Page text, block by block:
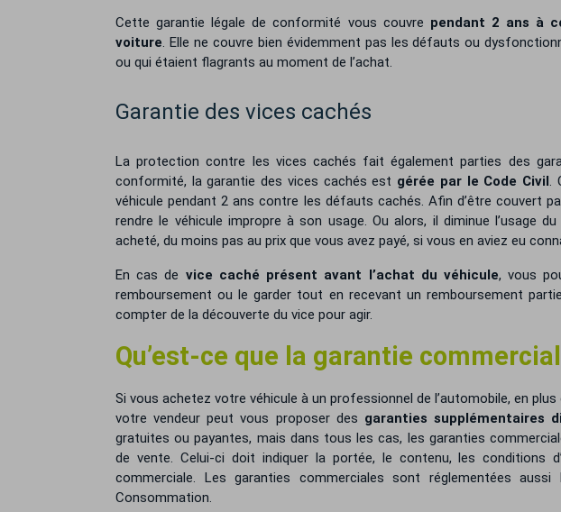
Cette garantie légale de conformité vous couvre pendant 2 ans à
voiture. Elle ne couvre bien évidemment pas les défauts ou
ou qui étaient flagrants au moment de l’achat.
Garantie des vices cachés
La protection contre les vices cachés fait également parties des
conformité, la garantie des vices cachés est gérée par le Code Civil.
véhicule pendant 2 ans contre les défauts cachés. Afin d’être couvert
rendre le véhicule impropre à son usage. Ou alors, il diminue l’usage
acheté, du moins pas au prix que vous avez payé, si vous en aviez eu
En cas de vice caché présent avant l’achat du véhicule, vous
remboursement ou le garder tout en recevant un remboursement
compter de la découverte du vice pour agir.
Qu’est-ce que la garantie
Si vous achetez votre véhicule à un professionnel de l’automobile, en
votre vendeur peut vous proposer des garanties supplémentaires
gratuites ou payantes, mais dans tous les cas, les garanties
de vente. Celui-ci doit indiquer la portée, le contenu, les conditions
commerciale. Les garanties commerciales sont réglementées
Consommation.